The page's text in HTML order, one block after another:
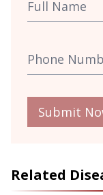
Submit
Related